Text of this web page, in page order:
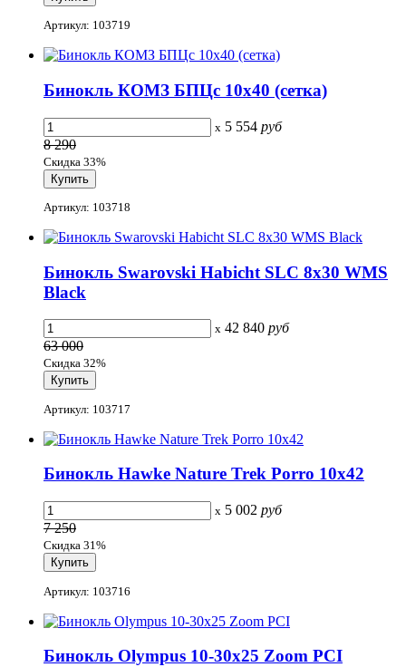
Артикул: 103719
Бинокль КОМЗ БПЦс 10x40 (сетка)
x 5 554 руб
8 290
Скидка 33%
Артикул: 103718
Бинокль Swarovski Habicht SLC 8x30 WMS
Black
x 42 840 руб
63 000
Скидка 32%
Артикул: 103717
Бинокль Hawke Nature Trek Porro 10x42
x 5 002 руб
7 250
Скидка 31%
Артикул: 103716
Бинокль Olympus 10-30x25 Zoom PCI